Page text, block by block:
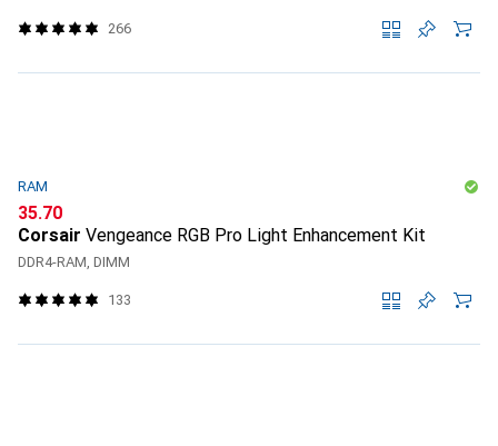
266
RAM
CHF
35.70
Corsair Vengeance RGB Pro Light Enhancement Kit
DDR4-RAM, DIMM
133